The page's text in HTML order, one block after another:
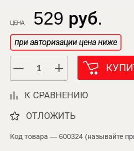
ЦЕНА 529 руб.
при авторизации цена ниже
К СРАВНЕНИЮ
ОТЛОЖИТЬ
Код товара — 600324 (называйте